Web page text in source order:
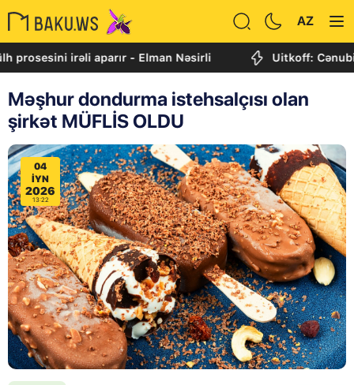
AZ
irəli aparır - Elman Nəsirli Uitkoff: Cənubi
Məşhur dondurma istehsalçısı olan
şirkət MÜFLİS OLDU
04
IYN
2026
13:22